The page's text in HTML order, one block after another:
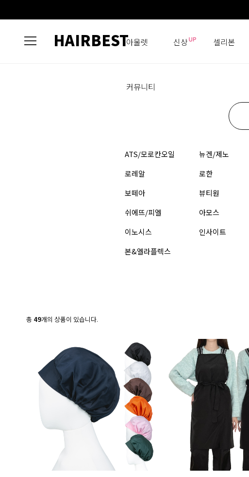
HAIRBEST아울렛 신상 셀리본
커뮤니티
ATS/모로칸오일 뉴겐/제노
로레알
로한
보떼아
뷰티원
쉬에뜨/피엘
아모스
이노시스
인사이트
본&엘라플렉스
총 49개의 상품이 있습니다.